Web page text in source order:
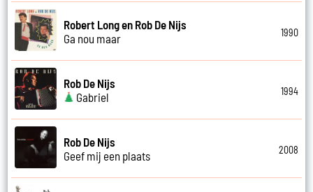
Robert Long en Rob De Nijs
Ga nou maar
1990
Rob De Nijs
Gabriel
1994
Rob De Nijs
Geef mij een plaats
2008